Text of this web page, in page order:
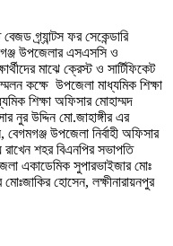
গ্র্যান্টস ফর সেকেন্ডারি
উপজেলার এসএসসি ও
মাঝে ক্রেস্ট ও সার্টিফিকেট
কক্ষে উপজেলা মাধ্যমিক শিক্ষা
শিক্ষা অফিসার মোহাম্মদ
নুর উদ্দিন মো.জাহাঙ্গীর এর
উপজেলা নির্বাহী অফিসার
শহর বিএনপির সভাপতি
একাডেমিক সুপারভাইজার মোঃ
হোসেন, লক্ষীনারায়নপুর